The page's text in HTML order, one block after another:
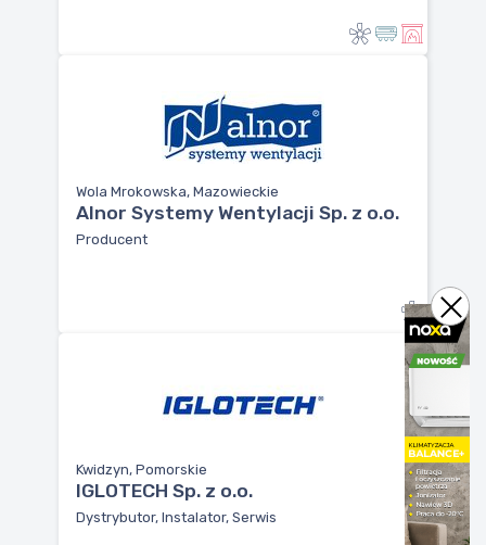
Wola Mrokowska, Mazowieckie
Alnor Systemy Wentylacji Sp. z o.o.
Producent
Kwidzyn, Pomorskie
IGLOTECH Sp. z o.o.
Dystrybutor, Instalator, Serwis